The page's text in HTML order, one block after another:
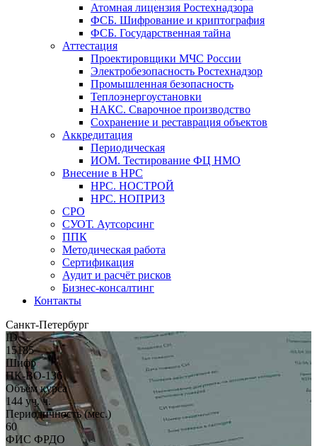
Атомная лицензия Ростехнадзора
ФСБ. Шифрование и криптография
ФСБ. Государственная тайна
Аттестация
Проектировщики МЧС России
Электробезопасность Ростехнадзор
Промышленная безопасность
Теплоэнергоустановки
НАКС. Сварочное производство
Сохранение и реставрация объектов
Аккредитация
Периодическая
ИОМ. Тестирование ФЦ НМО
Внесение в НРС
НРС. НОСТРОЙ
НРС. НОПРИЗ
СРО
СУОТ. Аутсорсинг
ППК
Методическая работа
Сертификация
Аудит и расчёт рисков
Бизнес-консалтинг
Контакты
Санкт-Петербург
ID
15185
Шифр
ПК-ВО-136
Объём курса
144 уч. ч.
Периодичность (мес.)
60
ФИС ФРДО